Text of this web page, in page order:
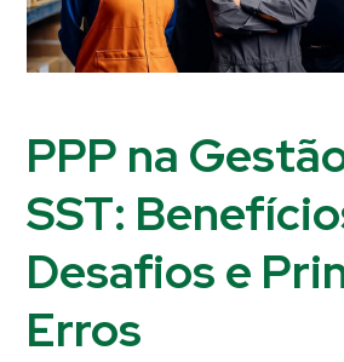
PPP na
SST:
Desafios e
Erros